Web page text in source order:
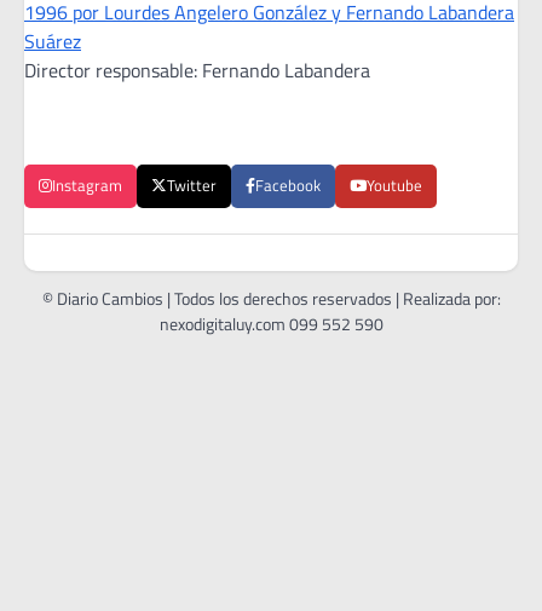
1996 por Lourdes Angelero González y Fernando Labandera
Suárez
Director responsable: Fernando Labandera
Instagram Twitter Facebook Youtube